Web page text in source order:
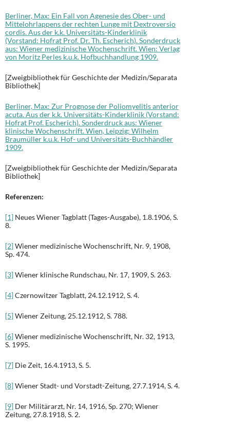
Berliner, Max: Ein Fall von Agenesie des Ober- und
Mittelohrlappens der rechten Lunge mit Dextroversio
cordis. Aus der k.k. Universitäts-Kinderklinik
(Vorstand: Hofrat Prof. Dr. Th. Escherich). Sonderdruck
aus: Wiener medizinische Wochenschrift. Wien: Verlag
von Moritz Perles k.u.k. Hofbuchhandlung 1909.
[Zweigbibliothek für Geschichte der Medizin/Separata
Bibliothek]
Berliner, Max: Zur Prognose der Poliomyelitis anterior
acuta. Aus der k.k. Universitäts-Kinderklinik (Vorstand:
Hofrat Prof. Escherich). Sonderdruck aus: Wiener
klinische Wochenschrift. Wien, Leipzig: Wilhelm
Braumüller k.u.k. Hof- und Universitäts-Buchhändler
1909.
[Zweigbibliothek für Geschichte der Medizin/Separata
Bibliothek]
Referenzen:
[1] Neues Wiener Tagblatt (Tages-Ausgabe), 1.8.1906, S.
8.
[2]Wiener medizinische Wochenschrift, Nr. 9, 1908,
Sp. 474.
[3]Wiener klinische Rundschau, Nr. 17, 1909, S. 263.
[4]Czernowitzer Tagblatt, 24.12.1912, S. 4.
[5]Wiener Zeitung, 25.12.1912, S. 788.
[6]Wiener medizinische Wochenschrift, Nr. 32, 1913,
S. 1995.
[7] Die Zeit, 16.4.1913, S. 5.
[8]Wiener Stadt- und Vorstadt-Zeitung, 27.7.1914, S. 4.
[9] Der Militärarzt, Nr. 14, 1916, Sp. 270; Wiener
Zeitung, 27.8.1918, S. 2.